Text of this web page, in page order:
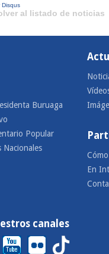
Disqus
al listado de noticias
Buruaga
Popular
Nacionales
En
canales